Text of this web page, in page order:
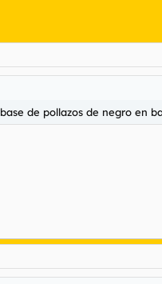
de pollazos de negro en